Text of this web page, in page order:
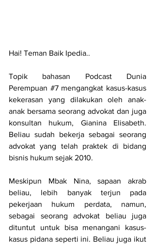
Hai! Teman Baik Ipedia..
Topik bahasan Podcast Dunia
Perempuan #7 mengangkat kasus-kasus
kekerasan yang dilakukan oleh anak-
anak bersama seorang advokat dan juga
konsultan hukum, Gianina Elisabeth.
Beliau sudah bekerja sebagai seorang
advokat yang telah praktek di bidang
bisnis hukum sejak 2010.
Meskipun Mbak Nina, sapaan akrab
beliau, lebih banyak terjun pada
pekerjaan hukum perdata, namun,
sebagai seorang advokat beliau juga
dituntut untuk bisa menangani kasus-
kasus pidana seperti ini. Beliau juga ikut